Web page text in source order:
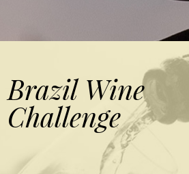
Brazil Wine
Challenge